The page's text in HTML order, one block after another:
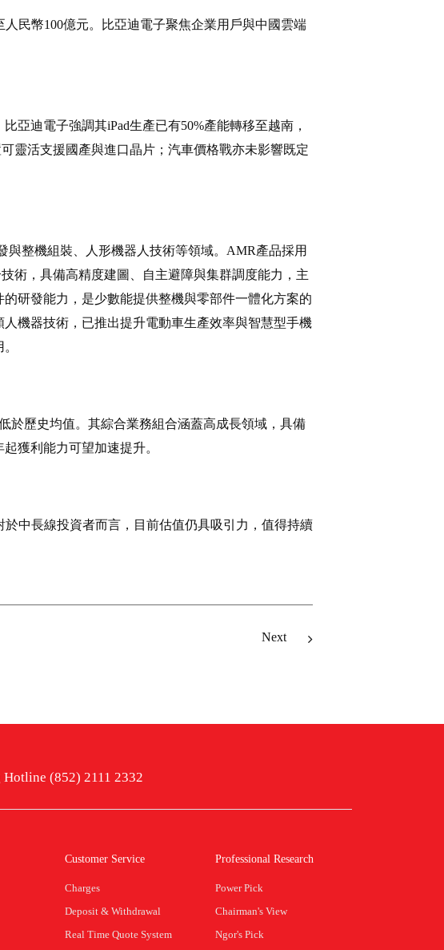
民幣100億元。比亞迪電子聚焦企業用戶與中國雲端
亞迪電子強調其iPad生產已有50%產能轉移至越南，
靈活支援國產與進口晶片；汽車價格戰亦未影響既定
整機組裝、人形機器人技術等領域。AMR產品採用
術，具備高精度建圖、自主避障與集群調度能力，主
研發能力，是少數能提供整機與零部件一體化方案的
機器技術，已推出提升電動車生產效率與智慧型手機
於歷史均值。其綜合業務組合涵蓋高成長領域，具備
獲利能力可望加速提升。
中長線投資者而言，目前估值仍具吸引力，值得持續
Next
Hotline (852) 2111 2332
Customer Service
Charges
Deposit & Withdrawal
Real Time Quote System
Professional Research
Power Pick
Chairman's View
Ngor's Pick